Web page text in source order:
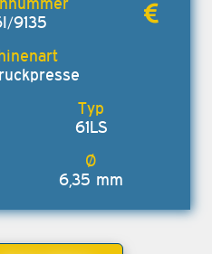
9135
61LS
6,35 mm